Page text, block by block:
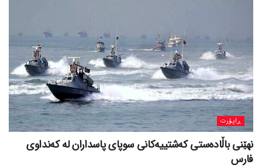
ڕاپۆرت
نهێنی باڵادەستی کەشتییەکانی سوپای پاسداران لە کەنداوی
فارس